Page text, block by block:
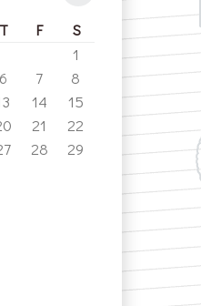
T F
S
1
6 7
8
14
15
21
22
28
29